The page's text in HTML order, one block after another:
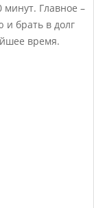
минут. Главное –
брать в долг
время.